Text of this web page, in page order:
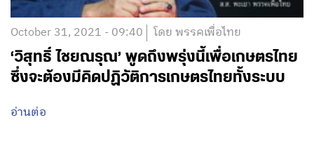
October 31, 2021 - 09:40 โดย พรรคเพื่อไทย
‘วิสุทธิ์ ไชยณรุณ’ พูดถึงพรุ่งนี้เพื่อเกษตรไทย
ซึ่งจะต้องมีคิดปฏิวัติการเกษตรไทยทั้งระบบ
อ่านต่อ